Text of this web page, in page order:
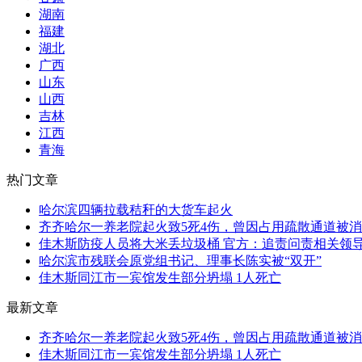
湖南
福建
湖北
广西
山东
山西
吉林
江西
青海
热门文章
哈尔滨四辆拉载秸秆的大货车起火
齐齐哈尔一养老院起火致5死4伤，曾因占用疏散通道被
佳木斯防疫人员将大米丢垃圾桶 官方：追责问责相关领
哈尔滨市残联会原党组书记、理事长陈实被“双开”
佳木斯同江市一宾馆发生部分坍塌 1人死亡
最新文章
齐齐哈尔一养老院起火致5死4伤，曾因占用疏散通道被
佳木斯同江市一宾馆发生部分坍塌 1人死亡